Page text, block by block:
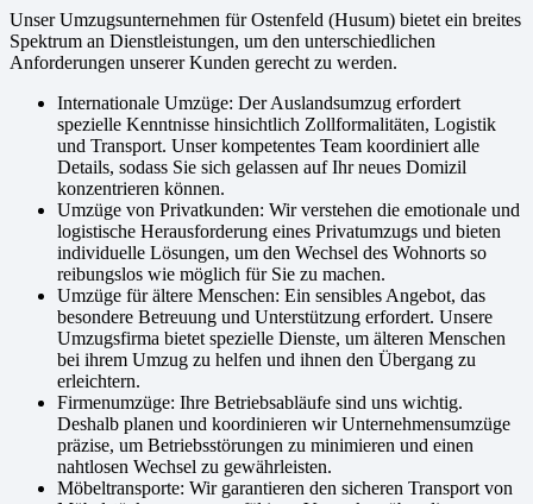
Unser Umzugsunternehmen für Ostenfeld (Husum) bietet ein breites
Spektrum an Dienstleistungen, um den unterschiedlichen
Anforderungen unserer Kunden gerecht zu werden.
Internationale Umzüge: Der Auslandsumzug erfordert
spezielle Kenntnisse hinsichtlich Zollformalitäten, Logistik
und Transport. Unser kompetentes Team koordiniert alle
Details, sodass Sie sich gelassen auf Ihr neues Domizil
konzentrieren können.
Umzüge von Privatkunden: Wir verstehen die emotionale und
logistische Herausforderung eines Privatumzugs und bieten
individuelle Lösungen, um den Wechsel des Wohnorts so
reibungslos wie möglich für Sie zu machen.
Umzüge für ältere Menschen: Ein sensibles Angebot, das
besondere Betreuung und Unterstützung erfordert. Unsere
Umzugsfirma bietet spezielle Dienste, um älteren Menschen
bei ihrem Umzug zu helfen und ihnen den Übergang zu
erleichtern.
Firmenumzüge: Ihre Betriebsabläufe sind uns wichtig.
Deshalb planen und koordinieren wir Unternehmensumzüge
präzise, um Betriebsstörungen zu minimieren und einen
nahtlosen Wechsel zu gewährleisten.
Möbeltransporte: Wir garantieren den sicheren Transport von